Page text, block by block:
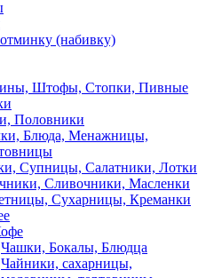
(набивку)
Штофы, Стопки, Пивные
Половники
Блюда, Менажницы,
Супницы, Салатники, Лотки
Сливочники, Масленки
Сухарницы, Креманки
Чашки, Бокалы, Блюдца
Чайники, сахарницы,